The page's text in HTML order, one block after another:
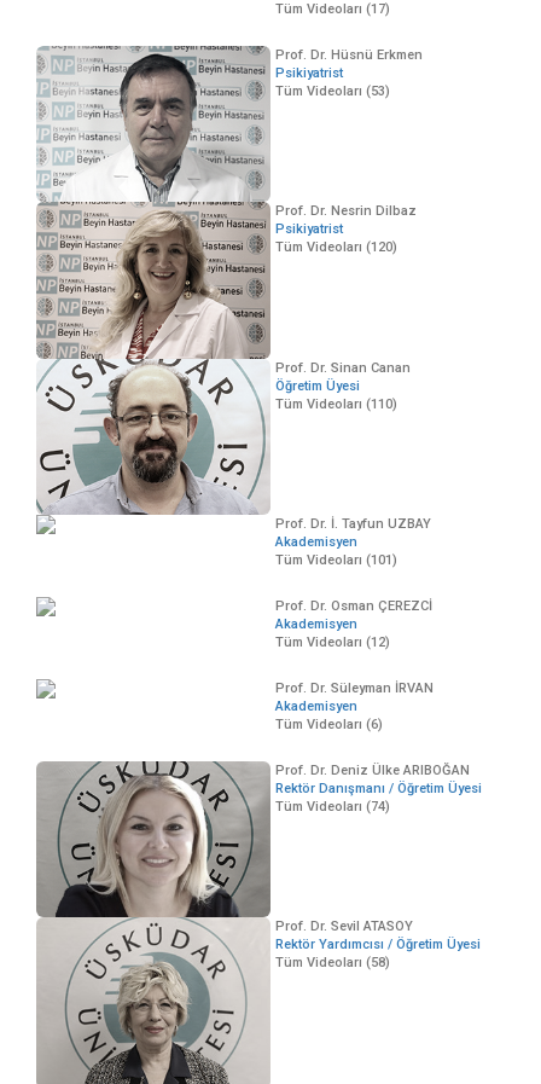
Tüm Videoları (17)
Prof. Dr. Hüsnü Erkmen
Psikiyatrist
Tüm Videoları (53)
Prof. Dr. Nesrin Dilbaz
Psikiyatrist
Tüm Videoları (120)
Prof. Dr. Sinan Canan
Öğretim Üyesi
Tüm Videoları (110)
Prof. Dr. İ. Tayfun UZBAY
Akademisyen
Tüm Videoları (101)
Prof. Dr. Osman ÇEREZCİ
Akademisyen
Tüm Videoları (12)
Prof. Dr. Süleyman İRVAN
Akademisyen
Tüm Videoları (6)
Prof. Dr. Deniz Ülke ARIBOĞAN
Rektör Danışmanı / Öğretim Üyesi
Tüm Videoları (74)
Prof. Dr. Sevil ATASOY
Rektör Yardımcısı / Öğretim Üyesi
Tüm Videoları (58)